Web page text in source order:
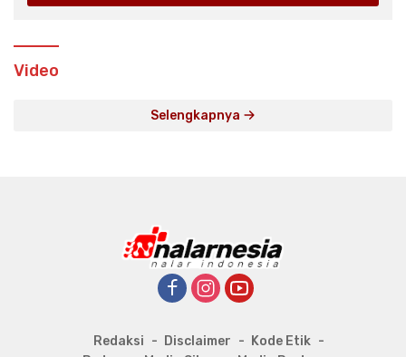
Video
Selengkapnya
Redaksi Disclaimer
Kode Etik